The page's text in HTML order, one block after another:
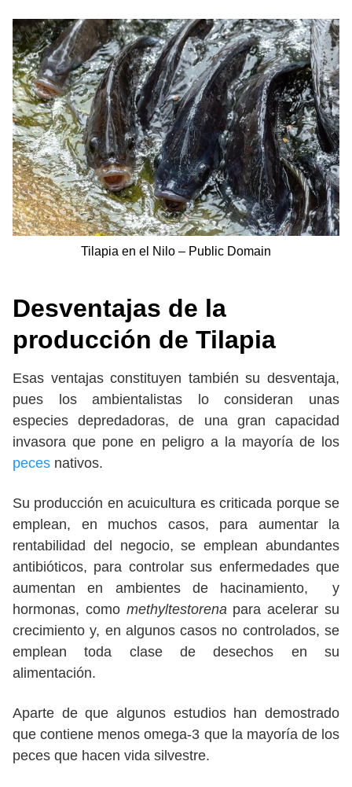
Tilapia en el Nilo – Public Domain
Desventajas de la
producción de Tilapia
Esas ventajas constituyen también su desventaja,
pues los ambientalistas lo consideran unas
especies depredadoras, de una gran capacidad
invasora que pone en peligro a la mayoría de los
peces nativos.
Su producción en acuicultura es criticada porque se
emplean, en muchos casos, para aumentar la
rentabilidad del negocio, se emplean abundantes
antibióticos, para controlar sus enfermedades que
aumentan en ambientes de hacinamiento, y
hormonas, como methyltestorenapara acelerar su
crecimiento y, en algunos casos no controlados, se
emplean toda clase de desechos en su
alimentación.
Aparte de que algunos estudios han demostrado
que contiene menos omega-3 que la mayoría de los
peces que hacen vida silvestre.